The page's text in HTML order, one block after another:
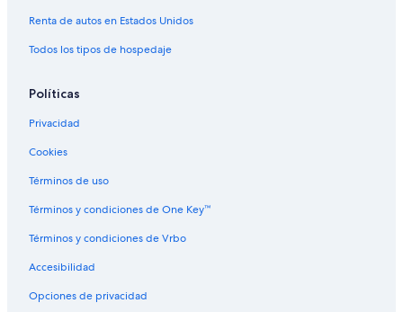
Renta de autos en Estados Unidos
Todos los tipos de hospedaje
Políticas
Privacidad
Cookies
Términos de uso
Términos y condiciones de One Key™
Términos y condiciones de Vrbo
Accesibilidad
Opciones de privacidad